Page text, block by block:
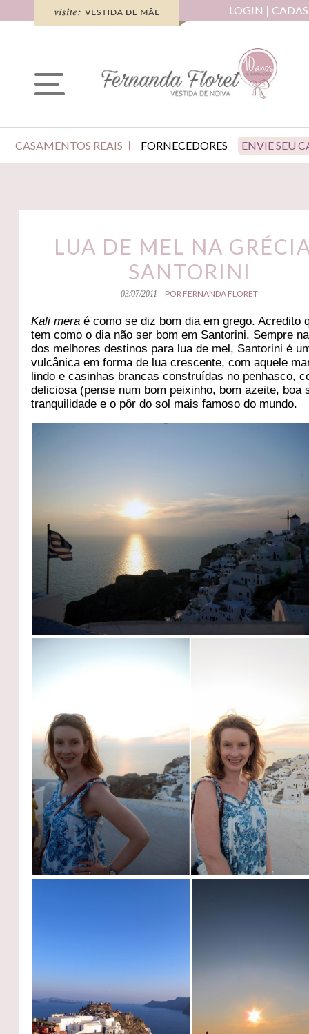
LOGIN
CASAMENTOS REAIS FORNECEDORES ENVIE SEU
LUA DE MEL NA
SANTORINI
03/07/2011 - POR FERNANDA FLORET
Kali mera é como se diz bom dia em grego. Acredito
tem como o dia não ser bom em Santorini. Sempre
dos melhores destinos para lua de mel, Santorini é
vulcânica em forma de lua crescente, com aquele
lindo e casinhas brancas construídas no penhasco,
deliciosa (pense num bom peixinho, bom azeite, boa
tranquilidade e o pôr do sol mais famoso do mundo.